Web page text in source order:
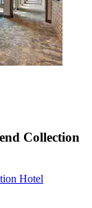
Collection
Hotel